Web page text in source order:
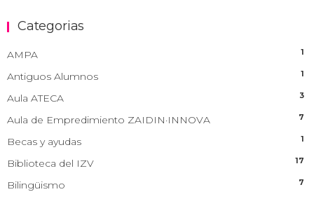
Categorias
AMPA 1
Antiguos Alumnos 1
Aula ATECA 3
Aula de Empredimiento ZAIDIN·INNOVA 7
Becas y ayudas 1
Biblioteca del IZV 17
Bilingüismo 7